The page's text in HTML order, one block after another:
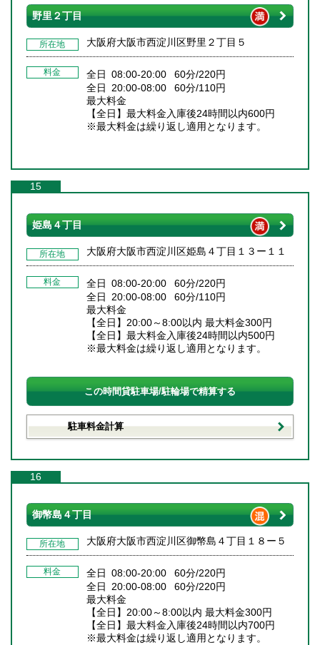
野里２丁目
所在地 大阪府大阪市西淀川区野里２丁目５
料金
全日 08:00-20:00 60分/220円
全日 20:00-08:00 60分/110円
最大料金
【全日】最大料金入庫後24時間以内600円
※最大料金は繰り返し適用となります。
15
姫島４丁目
所在地 大阪府大阪市西淀川区姫島４丁目１３ー１１
料金
全日 08:00-20:00 60分/220円
全日 20:00-08:00 60分/110円
最大料金
【全日】20:00～8:00以内 最大料金300円
【全日】最大料金入庫後24時間以内500円
※最大料金は繰り返し適用となります。
この時間貸駐車場/駐輪場で精算する
駐車料金計算
16
御幣島４丁目
所在地 大阪府大阪市西淀川区御幣島４丁目１８ー５
料金
全日 08:00-20:00 60分/220円
全日 20:00-08:00 60分/220円
最大料金
【全日】20:00～8:00以内 最大料金300円
【全日】最大料金入庫後24時間以内700円
※最大料金は繰り返し適用となります。